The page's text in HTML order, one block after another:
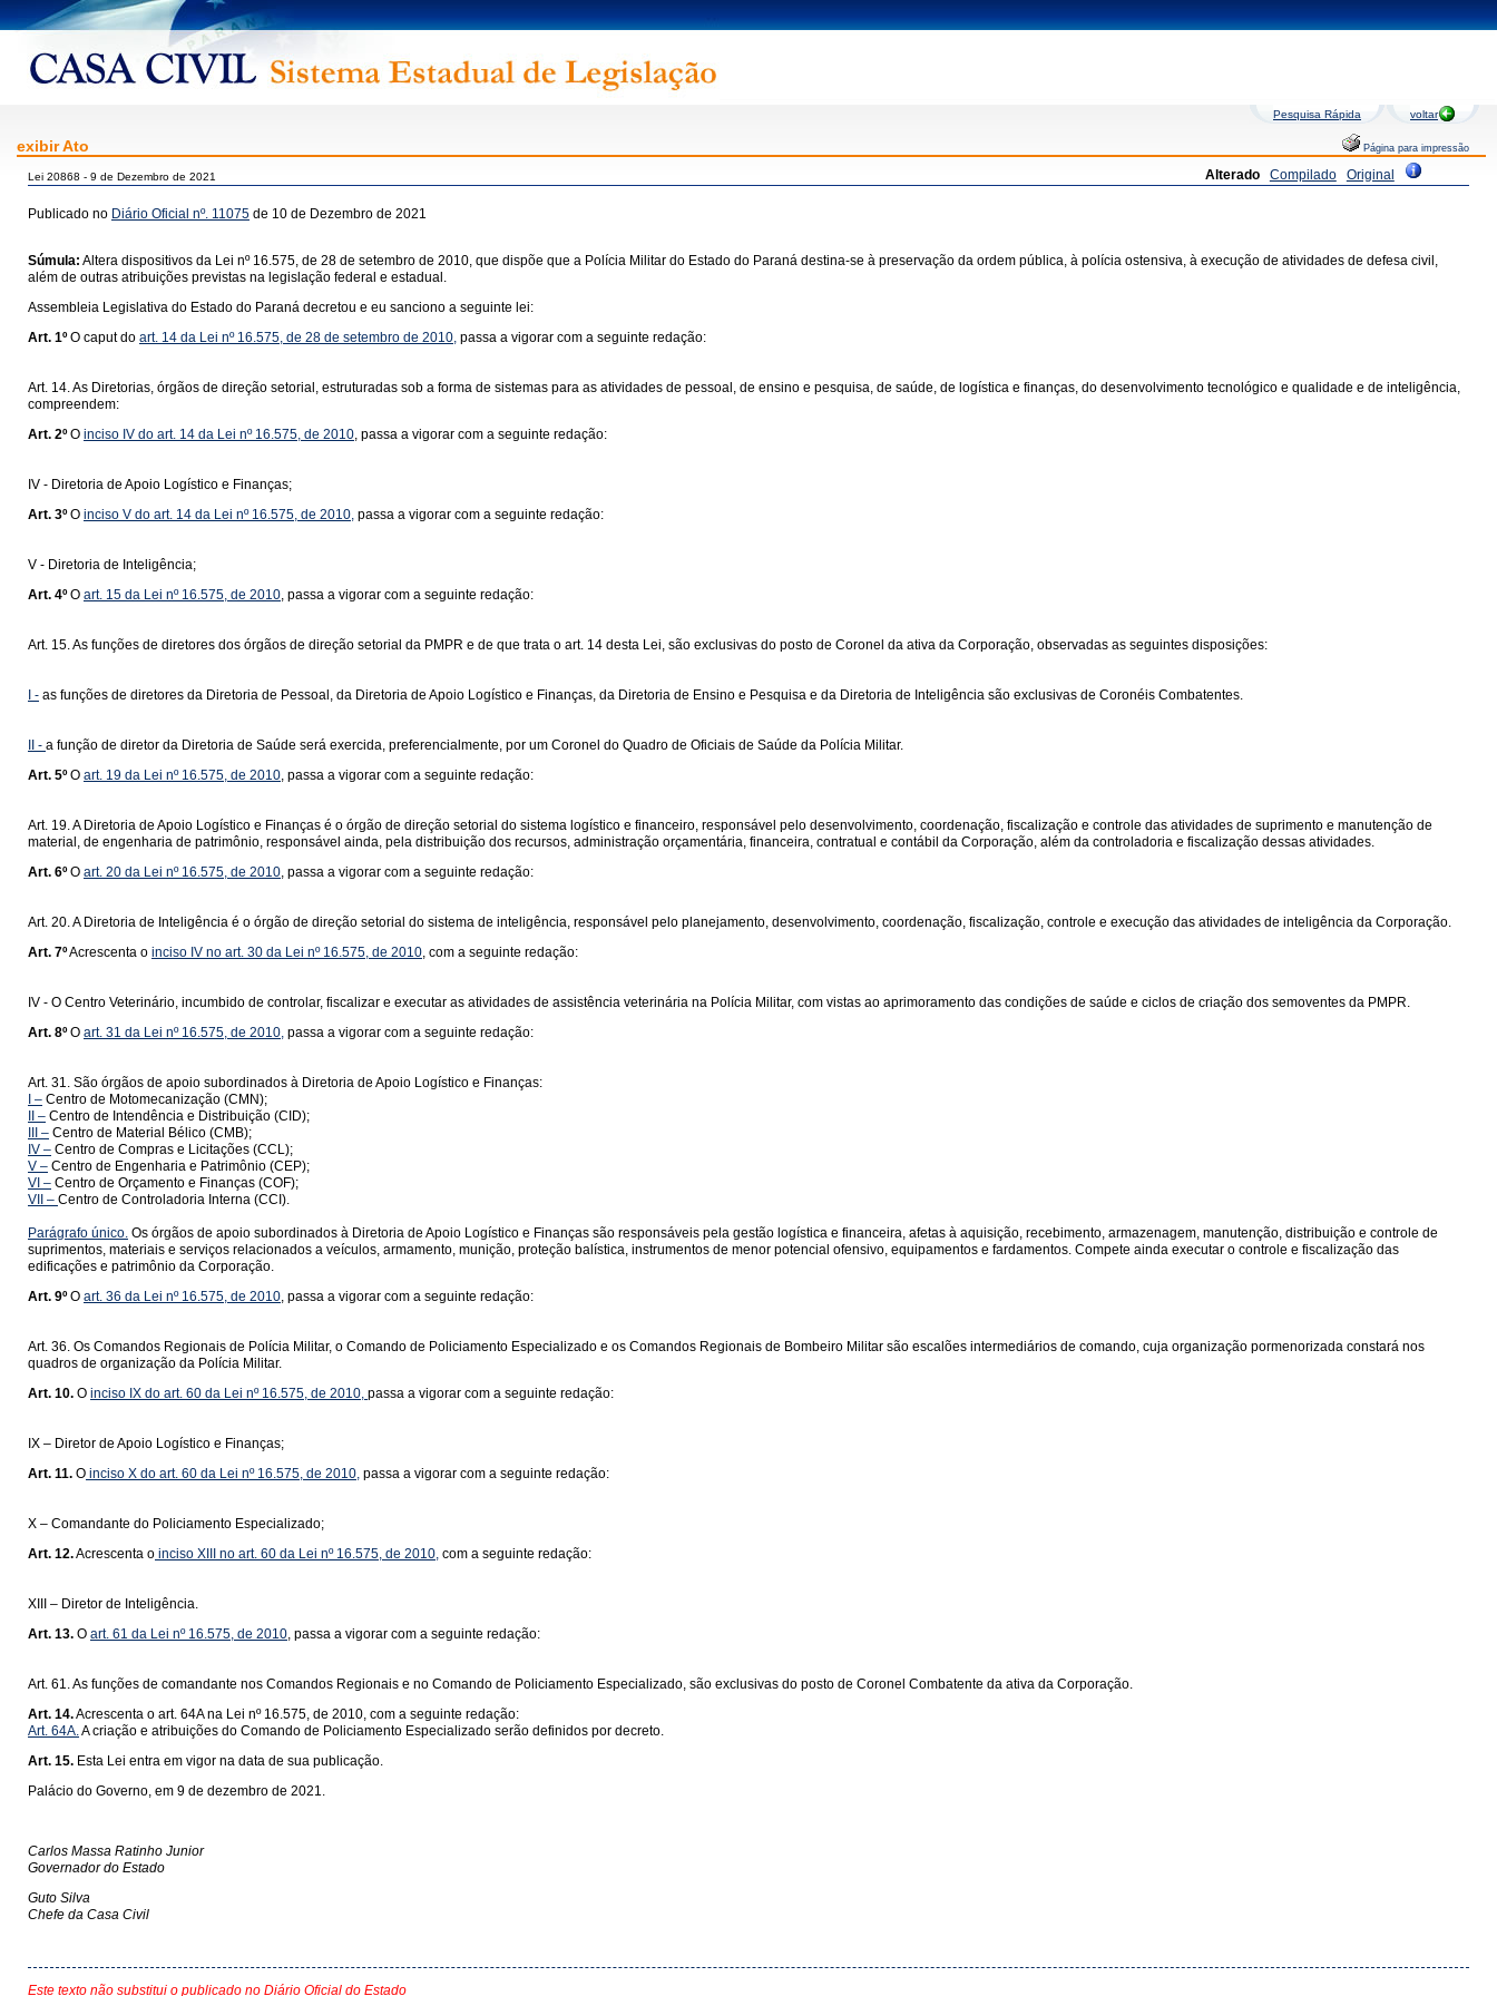
Pesquisa Rápida voltar
exibir Ato Página para impressão
Alterado Compilado Original
Lei 20868 - 9 de Dezembro de 2021
Publicado no Diário Oficial nº. 11075 de 10 de Dezembro de 2021
Súmula: Altera dispositivos da Lei nº 16.575, de 28 de setembro de 2010, que dispõe que a Polícia Militar do Estado do Paraná destina-se à preservação da ordem pública, à polícia ostensiva, à execução de atividades de defesa civil,
além de outras atribuições previstas na legislação federal e estadual.
Assembleia Legislativa do Estado do Paraná decretou e eu sanciono a seguinte lei:
Art. 1º O caput do art. 14 da Lei nº 16.575, de 28 de setembro de 2010, passa a vigorar com a seguinte redação:
Art. 14. As Diretorias, órgãos de direção setorial, estruturadas sob a forma de sistemas para as atividades de pessoal, de ensino e pesquisa, de saúde, de logística e finanças, do desenvolvimento tecnológico e qualidade e de inteligência,
compreendem:
Art. 2º O inciso IV do art. 14 da Lei nº 16.575, de 2010, passa a vigorar com a seguinte redação:
IV - Diretoria de Apoio Logístico e Finanças;
Art. 3º O inciso V do art. 14 da Lei nº 16.575, de 2010, passa a vigorar com a seguinte redação:
V - Diretoria de Inteligência;
Art. 4º O art. 15 da Lei nº 16.575, de 2010, passa a vigorar com a seguinte redação:
Art. 15. As funções de diretores dos órgãos de direção setorial da PMPR e de que trata o art. 14 desta Lei, são exclusivas do posto de Coronel da ativa da Corporação, observadas as seguintes disposições:
I - as funções de diretores da Diretoria de Pessoal, da Diretoria de Apoio Logístico e Finanças, da Diretoria de Ensino e Pesquisa e da Diretoria de Inteligência são exclusivas de Coronéis Combatentes.
II - a função de diretor da Diretoria de Saúde será exercida, preferencialmente, por um Coronel do Quadro de Oficiais de Saúde da Polícia Militar.
Art. 5º O art. 19 da Lei nº 16.575, de 2010, passa a vigorar com a seguinte redação:
Art. 19. A Diretoria de Apoio Logístico e Finanças é o órgão de direção setorial do sistema logístico e financeiro, responsável pelo desenvolvimento, coordenação, fiscalização e controle das atividades de suprimento e manutenção de
material, de engenharia de patrimônio, responsável ainda, pela distribuição dos recursos, administração orçamentária, financeira, contratual e contábil da Corporação, além da controladoria e fiscalização dessas atividades.
Art. 6º O art. 20 da Lei nº 16.575, de 2010, passa a vigorar com a seguinte redação:
Art. 20. A Diretoria de Inteligência é o órgão de direção setorial do sistema de inteligência, responsável pelo planejamento, desenvolvimento, coordenação, fiscalização, controle e execução das atividades de inteligência da Corporação.
Art. 7ºAcrescenta o inciso IV no art. 30 da Lei nº 16.575, de 2010, com a seguinte redação:
IV - O Centro Veterinário, incumbido de controlar, fiscalizar e executar as atividades de assistência veterinária na Polícia Militar, com vistas ao aprimoramento das condições de saúde e ciclos de criação dos semoventes da PMPR.
Art. 8º O art. 31 da Lei nº 16.575, de 2010, passa a vigorar com a seguinte redação:
Art. 31. São órgãos de apoio subordinados à Diretoria de Apoio Logístico e Finanças:
I – Centro de Motomecanização (CMN);
II – Centro de Intendência e Distribuição (CID);
III – Centro de Material Bélico (CMB);
IV – Centro de Compras e Licitações (CCL);
V – Centro de Engenharia e Patrimônio (CEP);
VI – Centro de Orçamento e Finanças (COF);
VII – Centro de Controladoria Interna (CCI).
Parágrafo único. Os órgãos de apoio subordinados à Diretoria de Apoio Logístico e Finanças são responsáveis pela gestão logística e financeira, afetas à aquisição, recebimento, armazenagem, manutenção, distribuição e controle de
suprimentos, materiais e serviços relacionados a veículos, armamento, munição, proteção balística, instrumentos de menor potencial ofensivo, equipamentos e fardamentos. Compete ainda executar o controle e fiscalização das
edificações e patrimônio da Corporação.
Art. 9º O art. 36 da Lei nº 16.575, de 2010, passa a vigorar com a seguinte redação:
Art. 36. Os Comandos Regionais de Polícia Militar, o Comando de Policiamento Especializado e os Comandos Regionais de Bombeiro Militar são escalões intermediários de comando, cuja organização pormenorizada constará nos
quadros de organização da Polícia Militar.
Art. 10. O inciso IX do art. 60 da Lei nº 16.575, de 2010, passa a vigorar com a seguinte redação:
IX – Diretor de Apoio Logístico e Finanças;
Art. 11. O inciso X do art. 60 da Lei nº 16.575, de 2010, passa a vigorar com a seguinte redação:
X – Comandante do Policiamento Especializado;
Art. 12.Acrescenta o inciso XIII no art. 60 da Lei nº 16.575, de 2010, com a seguinte redação:
XIII – Diretor de Inteligência.
Art. 13. O art. 61 da Lei nº 16.575, de 2010, passa a vigorar com a seguinte redação:
Art. 61. As funções de comandante nos Comandos Regionais e no Comando de Policiamento Especializado, são exclusivas do posto de Coronel Combatente da ativa da Corporação.
Art. 14.Acrescenta o art. 64A na Lei nº 16.575, de 2010, com a seguinte redação:
Art. 64A.A criação e atribuições do Comando de Policiamento Especializado serão definidos por decreto.
Art. 15. Esta Lei entra em vigor na data de sua publicação.
Palácio do Governo, em 9 de dezembro de 2021.
Carlos Massa Ratinho Junior
Governador do Estado
Guto Silva
Chefe da Casa Civil
Este texto não substitui o publicado no Diário Oficial do Estado